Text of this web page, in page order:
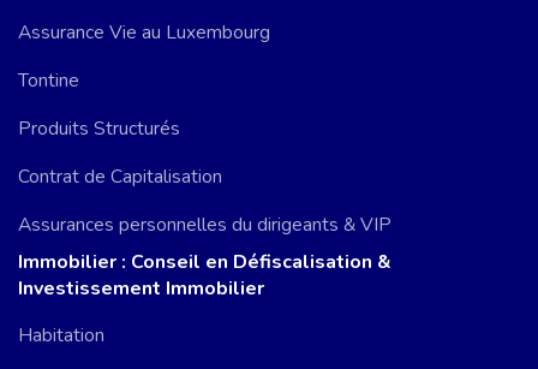
Assurance Vie au Luxembourg
Tontine
Produits Structurés
Contrat de Capitalisation
Assurances personnelles du dirigeants & VIP
Immobilier : Conseil en Défiscalisation &
Investissement Immobilier
Habitation